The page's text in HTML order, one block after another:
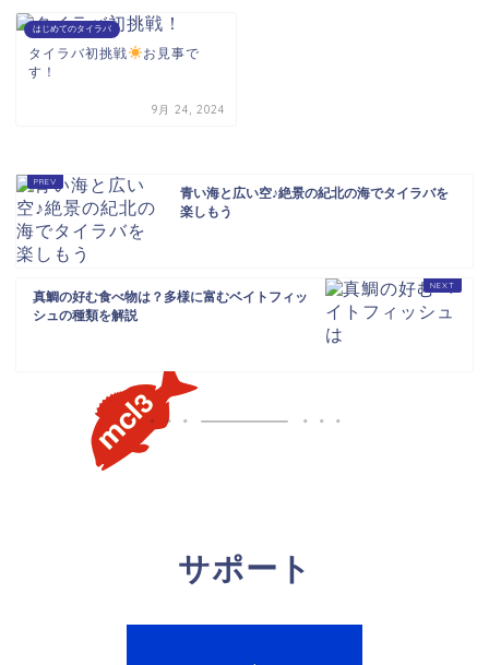
はじめてのタイラバ
タイラバ初挑戦
お見事で
す！
9月 24, 2024
青い海と広い空♪絶景の紀北の海でタイラバを
楽しもう
真鯛の好む食べ物は？多様に富むベイトフィッ
シュの種類を解説
サポート